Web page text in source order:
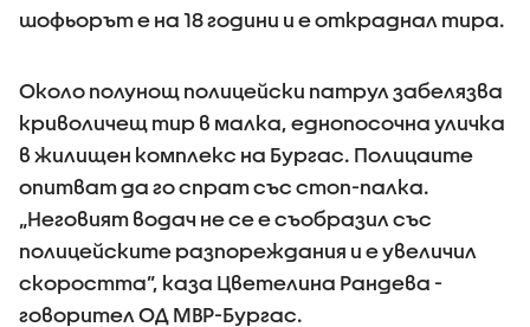
шофьорът е на 18 години и е откраднал тира.
Около полунощ полицейски патрул забелязва
криволичещ тир в малка, еднопосочна уличка
в жилищен комплекс на Бургас. Полицаите
опитват да го спрат със стоп-палка.
„Неговият водач не се е съобразил със
полицейските разпореждания и е увеличил
скоростта”, каза Цветелина Рандева -
говорител ОД МВР-Бургас.